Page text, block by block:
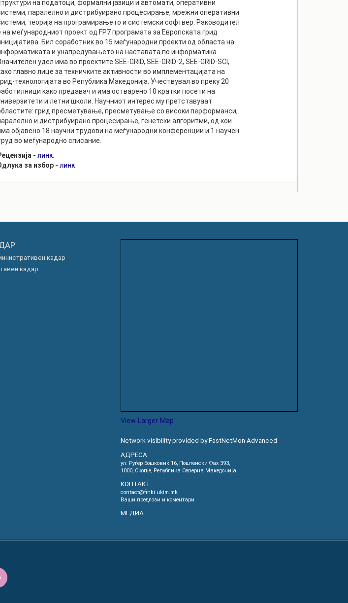
на податоци, формални јазици и автомати, оперативни
паралелно и дистрибуирано процесирање, мрежни оперативни
теорија на програмирањето и системски софтвер. Раководител
на меѓународниот проект од FP7 програмата за Европската грид
Бил соработник во 15 меѓународни проекти од областа на
и унапредувањето на наставата по информатика.
удел има во проектите SEE-GRID, SEE-GRID-2, SEE-GRID-SCI,
главно лице за техничките активности во имплементацијата на
технологијата во Република Македонија. Учествувал во преку 20
како предавач и има остварено 10 кратки посети на
и летни школи. Научниот интерес му претставуаат
грид пресметување, пресметување со високи перформанси,
и дистрибуирано процесирање, генетски алгоритми, од кои
објавено 18 научни трудови на меѓународни конференции и 1 научен
во меѓународно списание.
- ЛИНК.
за избор - ЛИНК
кадар
кадар
View Larger Map
Network visibility provided by FastNetMon Advanced
АДРЕСА
ул. Руѓер Бошковиќ 16, Пoштенски Фах 393,
1000, Скопје, Република Северна Македонија
КОНТАКТ:
contact@finki.ukim.mk
Ваши предлози и коментари
МЕДИА